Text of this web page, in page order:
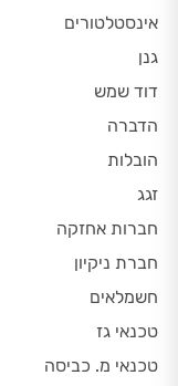
אינסטלטורים
גנן
דוד שמש
הדברה
הובלות
זגג
חברות אחזקה
חברת ניקיון
חשמלאים
טכנאי גז
טכנאי מ. כביסה